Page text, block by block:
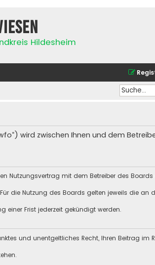
Hildesheim
wird zwischen Ihnen und dem
Nutzungsvertrag mit dem Betreiber des
die Nutzung des Boards gelten jeweils die an
einer Frist jederzeit gekündigt werden.
und unentgeltliches Recht, Ihren Beitrag im